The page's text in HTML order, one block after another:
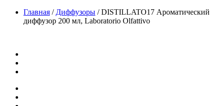
Главная / Диффузоры /DISTILLATO17 Ароматический
диффузор 200 мл, Laboratorio Olfattivo